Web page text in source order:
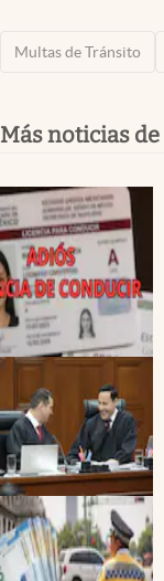
Multas de Tránsito
Más noticias de